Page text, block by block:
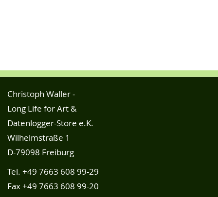
Christoph Waller -
Long Life for Art &
Datenlogger-Store e.K.
Wilhelmstraße 1
D-79098 Freiburg
Tel. +49 7663 608 99-29
Fax +49 7663 608 99-20